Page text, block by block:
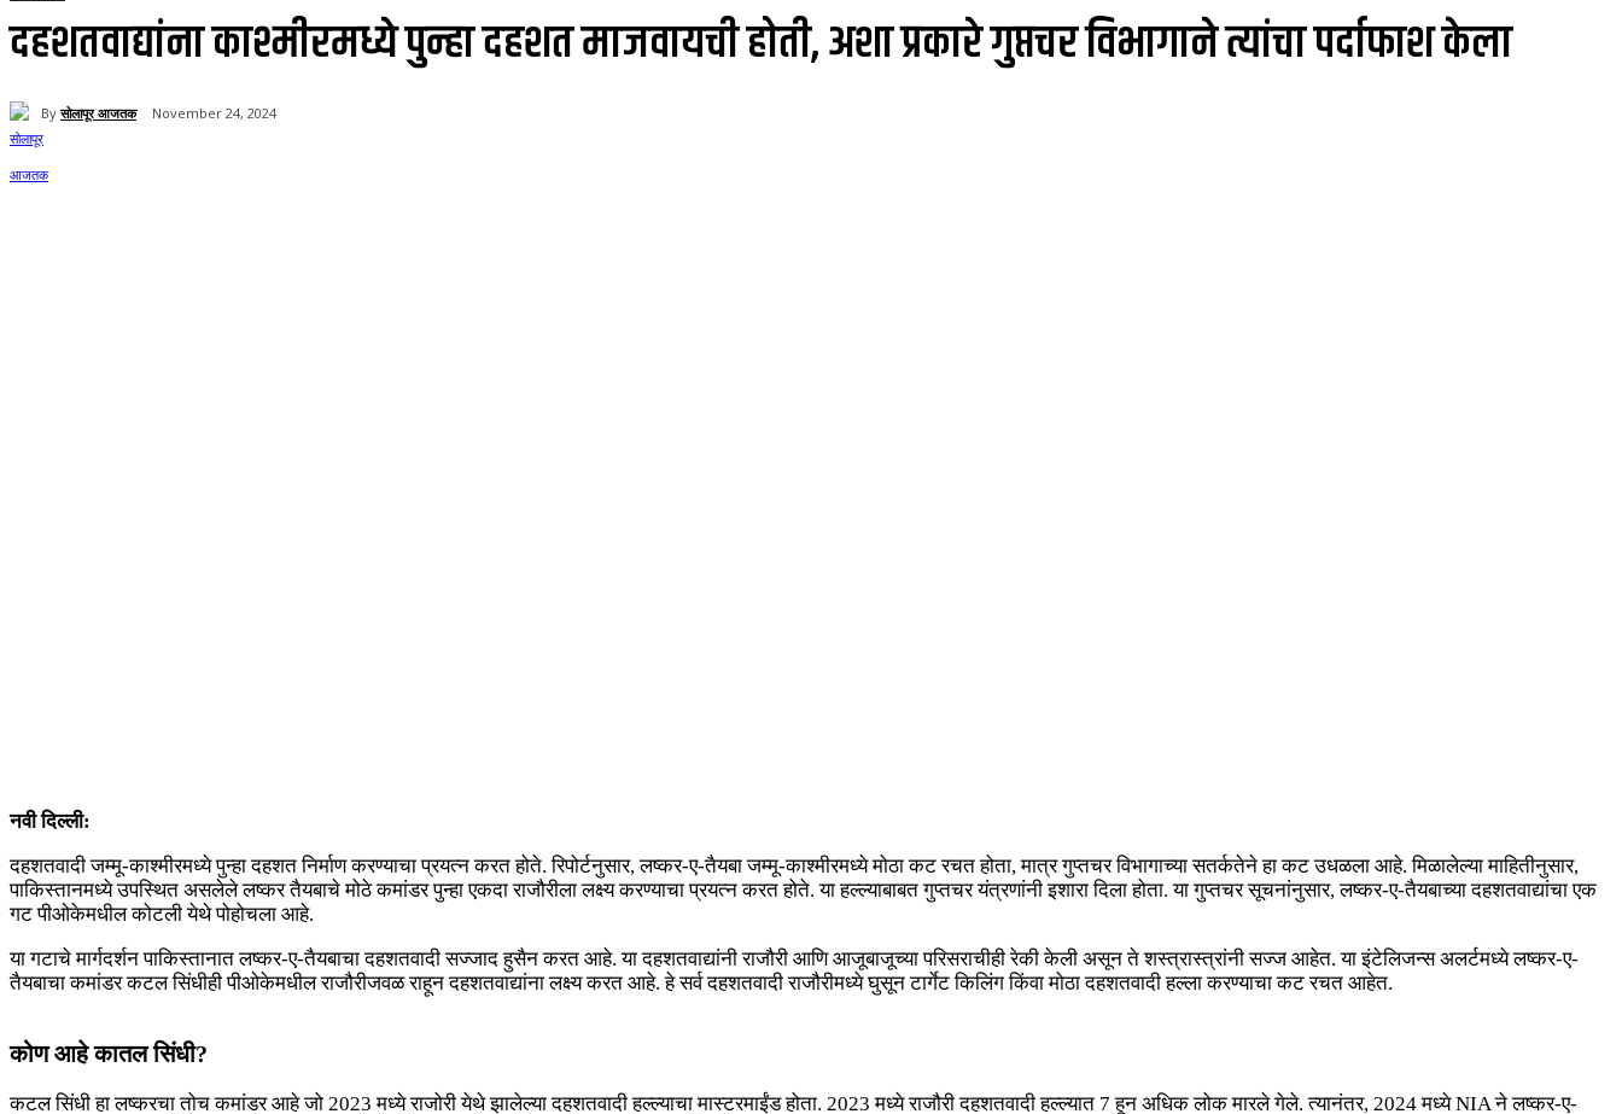
दहशतवाद्यांना काश्मीरमध्ये पुन्हा दहशत माजवायची होती, अशा प्रकारे गुप्तचर विभागाने त्यांचा पर्दाफाश केला
By सोलापूर आजतक November 24, 2024
नवी दिल्ली:
दहशतवादी जम्मू-काश्मीरमध्ये पुन्हा दहशत निर्माण करण्याचा प्रयत्न करत होते. रिपोर्टनुसार, लष्कर-ए-तैयबा जम्मू-काश्मीरमध्ये मोठा कट रचत होता, मात्र गुप्तचर विभागाच्या सतर्कतेने हा कट उधळला आहे. मिळालेल्या माहितीनुसार,
पाकिस्तानमध्ये उपस्थित असलेले लष्कर तैयबाचे मोठे कमांडर पुन्हा एकदा राजौरीला लक्ष्य करण्याचा प्रयत्न करत होते. या हल्ल्याबाबत गुप्तचर यंत्रणांनी इशारा दिला होता. या गुप्तचर सूचनांनुसार, लष्कर-ए-तैयबाच्या दहशतवाद्यांचा एक
गट पीओकेमधील कोटली येथे पोहोचला आहे.
या गटाचे मार्गदर्शन पाकिस्तानात लष्कर-ए-तैयबाचा दहशतवादी सज्जाद हुसैन करत आहे. या दहशतवाद्यांनी राजौरी आणि आजूबाजूच्या परिसराचीही रेकी केली असून ते शस्त्रास्त्रांनी सज्ज आहेत. या इंटेलिजन्स अलर्टमध्ये लष्कर-ए-
तैयबाचा कमांडर कटल सिंधीही पीओकेमधील राजौरीजवळ राहून दहशतवाद्यांना लक्ष्य करत आहे. हे सर्व दहशतवादी राजौरीमध्ये घुसून टार्गेट किलिंग किंवा मोठा दहशतवादी हल्ला करण्याचा कट रचत आहेत.
कोण आहे कातल सिंधी?
कटल सिंधी हा लष्करचा तोच कमांडर आहे जो 2023 मध्ये राजोरी येथे झालेल्या दहशतवादी हल्ल्याचा मास्टरमाईंड होता. 2023 मध्ये राजौरी दहशतवादी हल्ल्यात 7 हून अधिक लोक मारले गेले. त्यानंतर, 2024 मध्ये NIA ने लष्कर-ए-